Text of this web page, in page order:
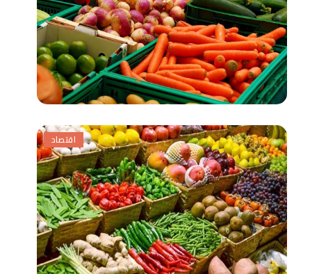
اقتصاد